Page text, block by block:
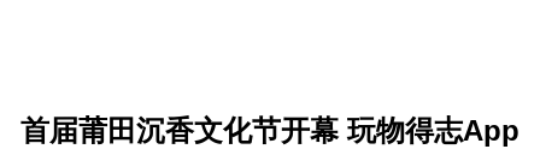
首届莆田沉香文化节开幕 玩物得志App